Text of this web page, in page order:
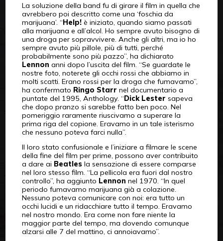
La soluzione della band fu di girare il film in quella che
avrebbero poi descritto come una ‘foschia da
marijuana’. “Help!è iniziato, quando siamo passati
alla marijuana e all’alcol. Ho sempre avuto bisogno di
una droga per sopravvivere. Anche gli altri, ma io ho
sempre avuto più pillole, più di tutti, perché
probabilmente sono più pazzo”, ha dichiarato
Lennon anni dopo l’uscita del film. “Se guardate le
nostre foto, noterete gli occhi rossi che abbiamo in
molti scatti. Erano rossi per la droga che fumavamo”,
ha confermato Ringo Starr nel documentario a
puntate del 1995, Anthology. “Dick Lester sapeva
che dopo pranzo si sarebbe fatto ben poco. Nel
pomeriggio raramente riuscivamo a superare la
prima riga del copione. Eravamo in un tale isterismo
che nessuno poteva farci nulla”.
Il loro stato confusionale e l’iniziare a filmare le scene
della fine del film per prime, possono aver contribuito
a dare ai Beatlesla sensazione di essere comparse
nel loro stesso film. “La pellicola era fuori dal nostro
controllo”, ha aggiunto Lennon nel 1970. “In quel
periodo fumavamo marijuana già a colazione.
Nessuno poteva comunicare con noi: era tutto un
occhi lucidi e un ridacchiare tutto il tempo. Eravamo
nel nostro mondo. Era come non fare niente la
maggior parte del tempo, ma dovendo comunque
alzarsi alle 7 del mattino, ci annoiavamo”.